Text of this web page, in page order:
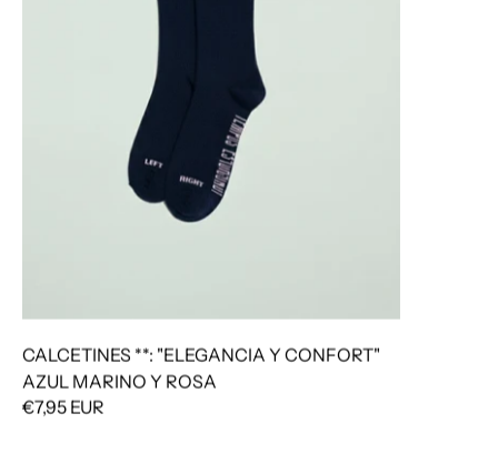
CALCETINES **: "ELEGANCIA Y CONFORT"
AZUL MARINO Y ROSA
€7,95 EUR